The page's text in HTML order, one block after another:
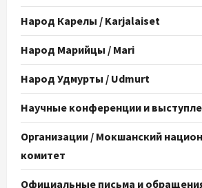
Народ Карелы / Karjalaiset
Народ Марийцы / Mari
Народ Удмурты / Udmurt
Научные конференции и
Организации / Мокшанский
комитет
Официальные письма и